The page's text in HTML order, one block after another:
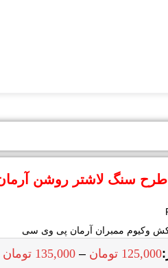
وکیوم ممبران آرمان پی وی سی
125,000 تومان –
135,000 تومان